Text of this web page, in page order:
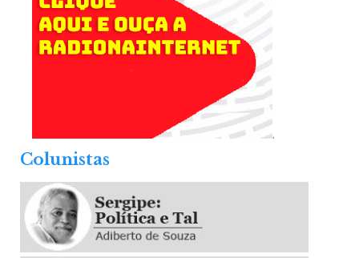
.
Colunistas